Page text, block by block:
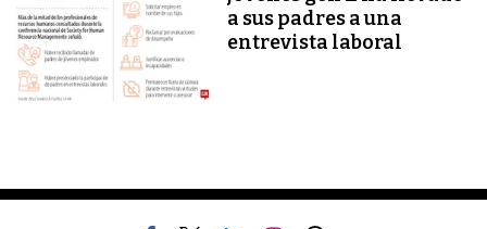
a sus padres a una
entrevista laboral